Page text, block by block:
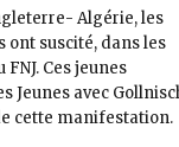
Algérie, les
suscité, dans les
Ces jeunes
Jeunes avec
cette manifestation.